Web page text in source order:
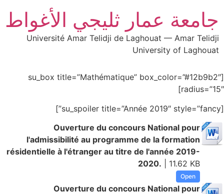
جامعة عمار ثليجي الأغواط
Université Amar Telidji de Laghouat — Amar Telidji
University of Laghouat
[su_box title=”Mathématique” box_color=”#12b9b2″
radius=”15″]
[su_spoiler title=”Année 2019″ style=”fancy”]
Ouverture du concours National pour
l'admissibilité au programme de la formation
résidentielle à l'étranger au titre de l'année 2019-
2020. | 11.62 KB
Open
Ouverture du concours National pour